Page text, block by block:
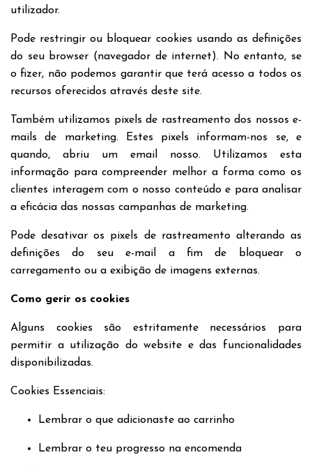
utilizador.
Pode restringir ou bloquear cookies usando as definições
do seu browser (navegador de internet). No entanto, se
o fizer, não podemos garantir que terá acesso a todos os
recursos oferecidos através deste site.
Também utilizamos pixels de rastreamento dos nossos e-
mails de marketing. Estes pixels informam-nos se, e
quando, abriu um email nosso. Utilizamos esta
informação para compreender melhor a forma como os
clientes interagem com o nosso conteúdo e para analisar
a eficácia das nossas campanhas de marketing.
Pode desativar os pixels de rastreamento alterando as
definições do seu e-mail a fim de bloquear o
carregamento ou a exibição de imagens externas.
Como gerir os cookies
Alguns cookies são estritamente necessários para
permitir a utilização do website e das funcionalidades
disponibilizadas.
Cookies Essenciais:
Lembrar o que adicionaste ao carrinho
Lembrar o teu progresso na encomenda